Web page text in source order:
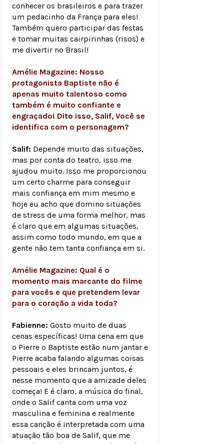
conhecer os brasileiros e para trazer
um pedacinho da França para eles!
Também quero participar das festas
e tomar muitas cairpirinhas (risos) e
me divertir no Brasil!
Amélie Magazine: Nosso
protagonista Baptiste não é
apenas muito talentoso como
também é muito confiante e
engraçado! Dito isso, Salif, Você se
identifica com o personagem?
Salif: Depende muito das situações,
mas por conta do teatro, isso me
ajudou muito. Isso me proporcionou
um certo charme para conseguir
mais confiança em mim mesmo e
hoje eu acho que domino situações
de stress de uma forma melhor, mas
é claro que em algumas situações,
assim como todo mundo, em que a
gente não tem tanta confiança em si.
Amélie Magazine: Qual é o
momento mais marcante do filme
para vocês e que pretendem levar
para o coração a vida toda?
Fabienne: Gosto muito de duas
cenas específicas! Uma cena em que
o Pierre o Baptiste estão num jantar e
Pierre acaba falando algumas coisas
pessoais e eles brincam juntos, é
nesse momento que a amizade deles
começa! E é claro, a música do final,
onde o Salif canta com uma voz
masculina e feminina e realmente
essa canção é interpretada com uma
atuação tão boa de Salif, que me